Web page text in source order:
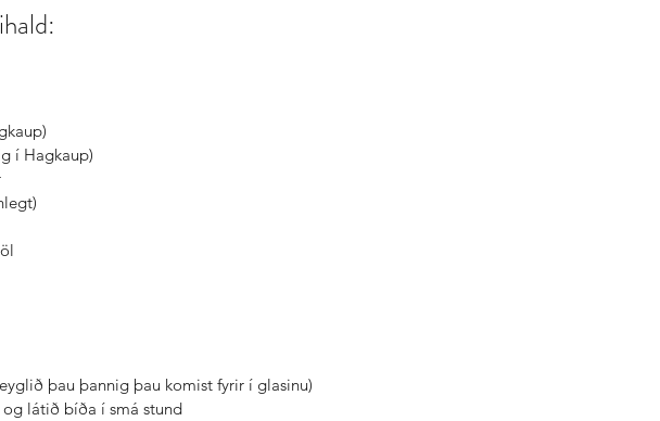
í Hagkaup)
þau þannig þau komist fyrir í glasinu)
látið bíða í smá stund